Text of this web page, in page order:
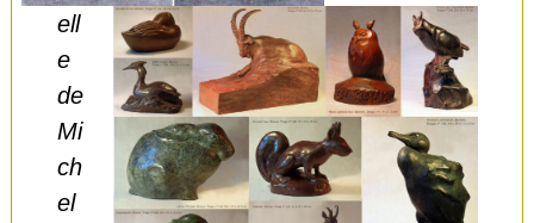
ell
e
de
Mi
ch
el